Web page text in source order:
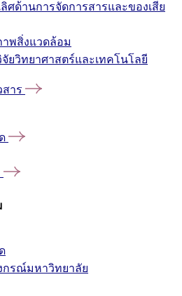
ศด้านการจัดการสารและของเสีย
พสิ่งแวดล้อม
ยวิทยาศาสตร์และเทคโนโลยี
าร
กรณ์มหาวิทยาลัย